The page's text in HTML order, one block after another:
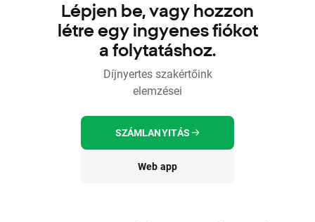
Lépjen be, vagy hozzon
létre egy ingyenes fiókot
a folytatáshoz.
Díjnyertes szakértőink
elemzései
SZÁMLANYITÁS
Web app